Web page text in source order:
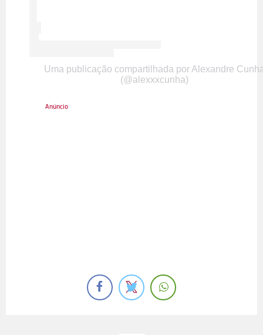
Uma publicação compartilhada por Alexandre
(@alexxxcunha)